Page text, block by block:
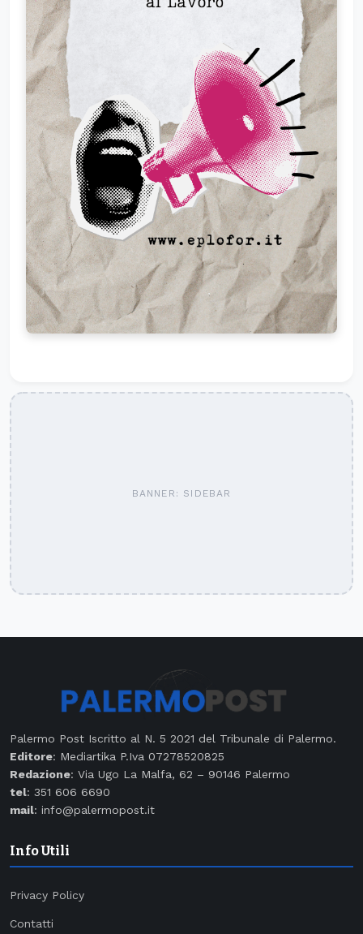
BANNER: SIDEBAR
Palermo Post Iscritto al N. 5 2021 del Tribunale di Palermo.
Editore: Mediartika P.Iva 07278520825
Redazione: Via Ugo La Malfa, 62 – 90146 Palermo
tel: 351 606 6690
mail: info@palermopost.it
Info Utili
Privacy Policy
Contatti